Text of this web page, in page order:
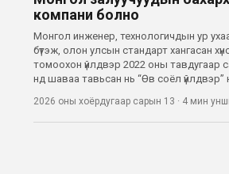
компани болно
Монгол инженер, технологичдын ур
бүтэж, олон улсын стандарт хангасан
томоохон үйлдвэр 2022 оны тавдугаар
нд шаваа тавьсан нь “Өв соёл үйлдвэр”
жишиг болон хөгжиж байна. “Бидний
залуучууд хийж бүтээж чаддагийг
2026 оны хоёрдугаар сарын 13 · 4 мин